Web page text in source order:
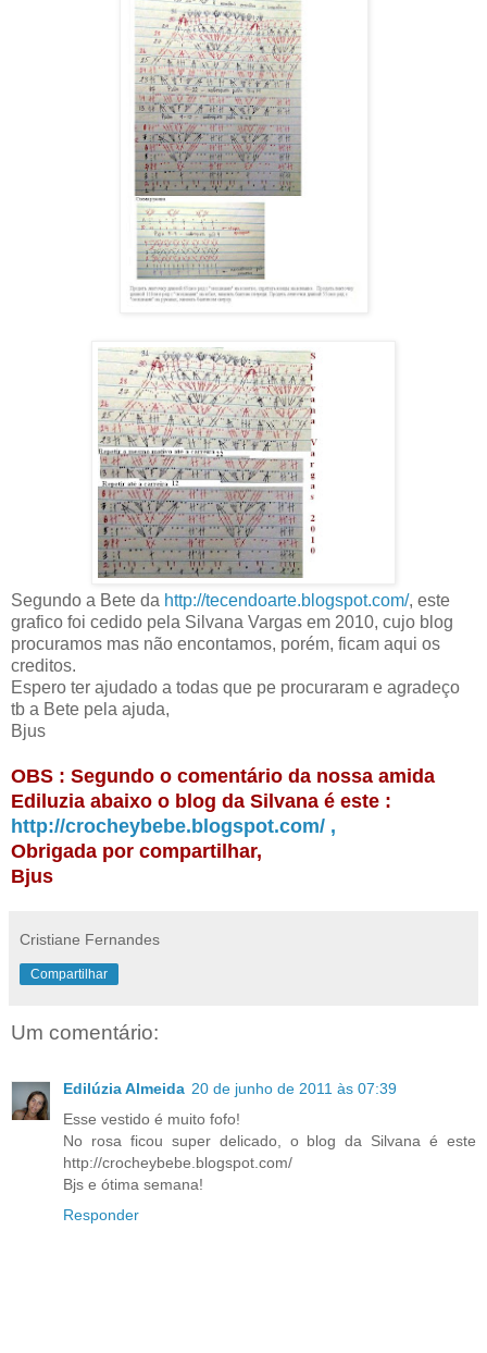
Segundo a Bete da http://tecendoarte.blogspot.com/, este
grafico foi cedido pela Silvana Vargas em 2010, cujo blog
procuramos mas não encontamos, porém, ficam aqui os
creditos.
Espero ter ajudado a todas que pe procuraram e agradeço
tb a Bete pela ajuda,
Bjus
OBS : Segundo o comentário da nossa amida
Ediluzia abaixo o blog da Silvana é este :
http://crocheybebe.blogspot.com/ ,
Obrigada por compartilhar,
Bjus
Cristiane Fernandes
Compartilhar
Um comentário:
Edilúzia Almeida 20 de junho de 2011 às 07:39
Esse vestido é muito fofo!
No rosa ficou super delicado, o blog da Silvana é este
http://crocheybebe.blogspot.com/
Bjs e ótima semana!
Responder